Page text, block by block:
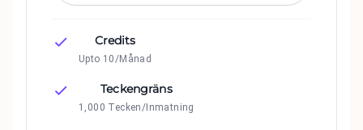
Credits
Upto 10/Månad
Teckengräns
1,000 Tecken/Inmatning